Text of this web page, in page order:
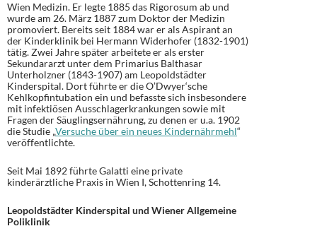
Wien Medizin. Er legte 1885 das Rigorosum ab und
wurde am 26. März 1887 zum Doktor der Medizin
promoviert. Bereits seit 1884 war er als Aspirant an
der Kinderklinik bei Hermann Widerhofer (1832-1901)
tätig. Zwei Jahre später arbeitete er als erster
Sekundararzt unter dem Primarius Balthasar
Unterholzner (1843-1907) am Leopoldstädter
Kinderspital. Dort führte er die O’Dwyer‘sche
Kehlkopfintubation ein und befasste sich insbesondere
mit infektiösen Ausschlagerkrankungen sowie mit
Fragen der Säuglingsernährung, zu denen er u.a. 1902
die Studie „Versuche über ein neues Kindernährmehl“
veröffentlichte.
Seit Mai 1892 führte Galatti eine private
kinderärztliche Praxis in Wien I, Schottenring 14.
Leopoldstädter Kinderspital und Wiener Allgemeine
Poliklinik